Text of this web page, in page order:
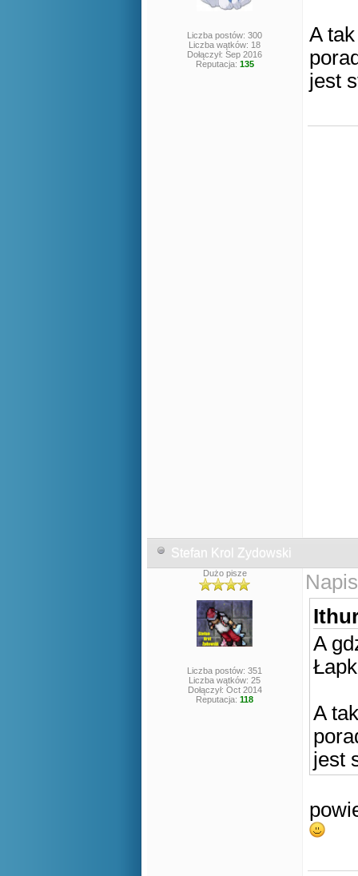
Liczba postów: 300
Liczba wątków: 18
Dołączył: Sep 2016
Reputacja: 135
A
jest
Stefan Krol Zydowski
Dużo pisze
Liczba postów: 351
Liczba wątków: 25
Dołączył: Oct 2014
Reputacja: 118
A
A
jest